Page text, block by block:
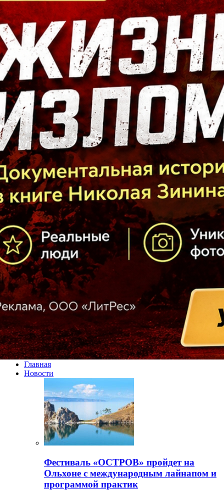
Главная
Новости
Фестиваль «ОСТРОВ» пройдет на
Ольхоне с международным лайнапом и
программой практик